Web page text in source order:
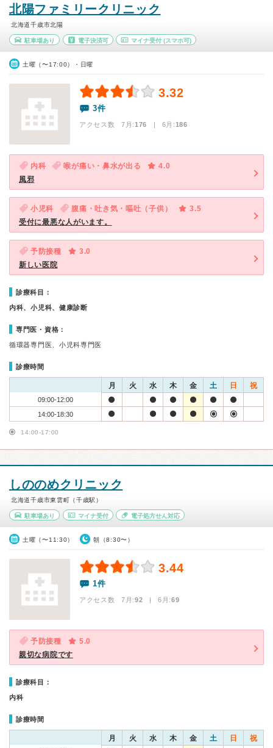
北陽ファミリークリニック
北海道千歳市北陽
駐車場あり 電子決済可 マイナ受付 (スマホ可)
土曜（〜17:00）・日曜
3.32
3件
アクセス数 7月:176 | 6月:186
内科 喉が痛い・鼻水が出る
4.0
風邪
小児科 腹痛・吐き気・嘔吐（子供）
3.5
受付に最悪な人がいます。
予防接種
3.0
新しい医院
診療科目：
内科、小児科、健康診断
専門医・資格：
循環器専門医、小児科専門医
診療時間
月 火 水 木 金 土 日 祝
09:00-12:00
14:00-18:30
14:00-17:00
しののめクリニック
北海道千歳市東雲町（千歳駅）
駐車場あり マイナ受付 電子処方せん対応
土曜（〜11:30） 朝（8:30〜）
3.44
1件
アクセス数 7月:92 | 6月:69
予防接種
5.0
親切な病院です
診療科目：
内科
診療時間
月 火 水 木 金 土 日 祝